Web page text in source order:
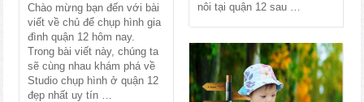
nôi tại quận 12 sau …
Chào mừng bạn đến với bài
viết về chủ để chụp hình gia
đình quận 12 hôm nay.
Trong bài viết này, chúng ta
sẽ cùng nhau khám phá về
Studio chụp hình ở quận 12
đẹp nhất uy tín …